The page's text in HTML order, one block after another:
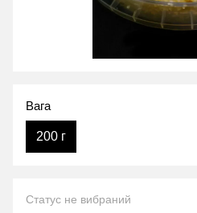
Вага
200 г
Статус не вибраний